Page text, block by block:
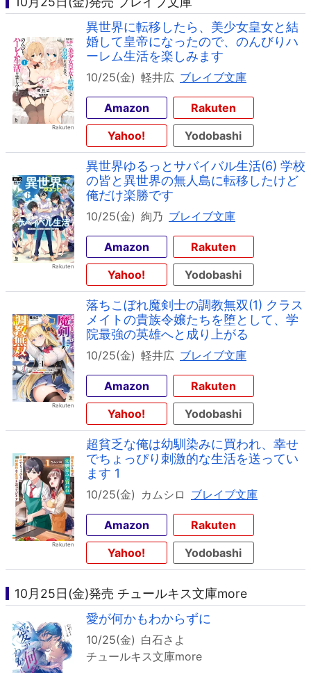
異世界に転移したら、美少女皇女と結
婚して皇帝になったので、のんびりハ
ーレム生活を楽しみます
10/25(金) 軽井広 ブレイブ文庫
Amazon
Rakuten
Yahoo!
Yodobashi
異世界ゆるっとサバイバル生活(6) 学校
の皆と異世界の無人島に転移したけど
俺だけ楽勝です
10/25(金) 絢乃 ブレイブ文庫
Amazon
Rakuten
Yahoo!
Yodobashi
落ちこぼれ魔剣士の調教無双(1) クラス
メイトの貴族令嬢たちを堕として、学
院最強の英雄へと成り上がる
10/25(金) 軽井広 ブレイブ文庫
Amazon
Rakuten
Yahoo!
Yodobashi
超貧乏な俺は幼馴染みに買われ、幸せ
でちょっぴり刺激的な生活を送ってい
ます 1
10/25(金) カムシロ ブレイブ文庫
Amazon
Rakuten
Yahoo!
Yodobashi
10月25日(金)発売 チュールキス文庫more
愛が何かもわからずに
10/25(金) 白石さよ
チュールキス文庫more